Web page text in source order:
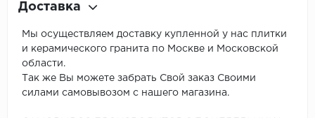
Доставка
Мы осуществляем доставку купленной у нас плитки
и керамического гранита по Москве и Московской
области.
Так же Вы можете забрать Свой заказ Своими
силами самовывозом с нашего магазина.